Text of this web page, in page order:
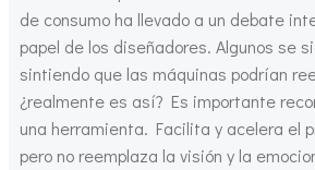
de consumo ha llevado a un debate
papel de los diseñadores. Algunos se
sintiendo que las máquinas podrían
¿realmente es así? Es importante
una herramienta. Facilita y acelera el
pero no reemplaza la visión y la